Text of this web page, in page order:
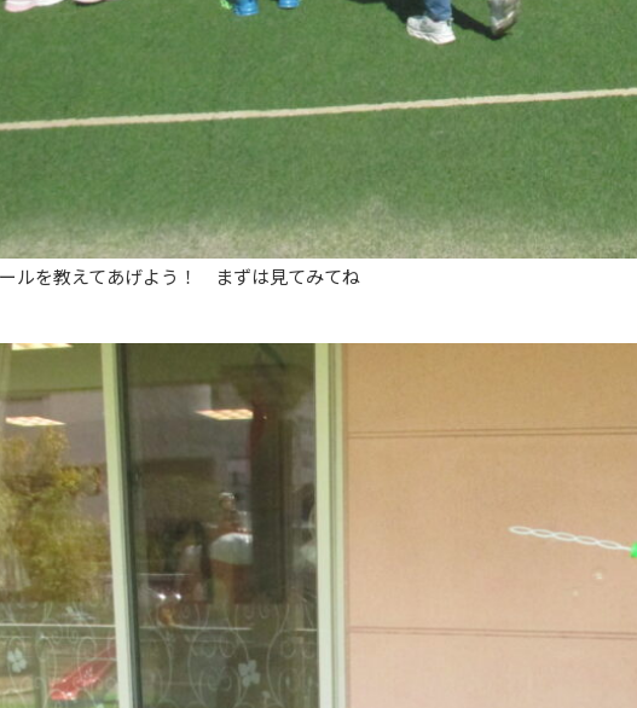
ルを教えてあげよう！ まずは見てみてね